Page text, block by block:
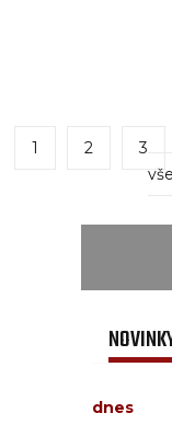
1 2 3
dnes